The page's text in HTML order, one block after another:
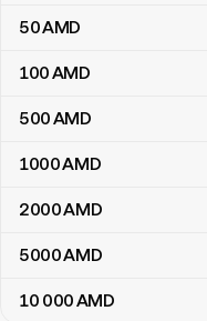
50AMD
100AMD
500AMD
1000AMD
2000AMD
5000AMD
10 000AMD